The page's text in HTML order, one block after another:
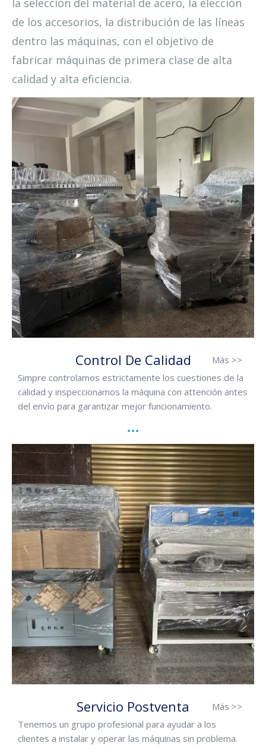
de los accesorios, la distribución de las líneas
dentro las máquinas, con el objetivo de
fabricar máquinas de primera clase de alta
calidad y alta eficiencia.
Control De Calidad
Más >>
Simpre controlamos estrictamente los cuestiones de la
calidad y inspeccionamos la máquina con attención antes
del envío para garantizar mejor funcionamiento.
Servicio Postventa
Más >>
Tenemos un grupo profesional para ayudar a los
clientes a instalar y operar las máquinas sin problema.